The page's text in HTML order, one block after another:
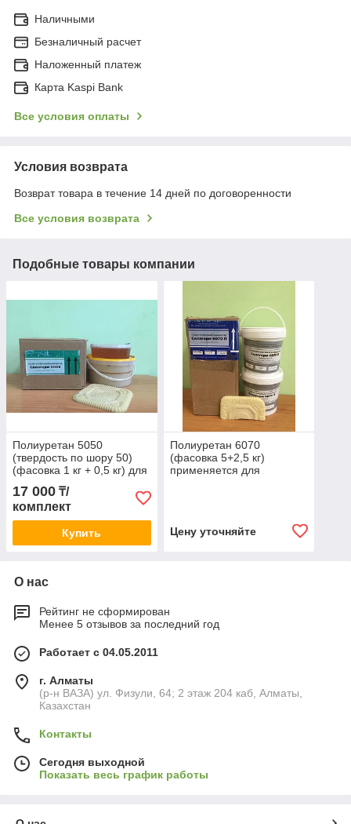
Наличными
Безналичный расчет
Наложенный платеж
Карта Kaspi Bank
Все условия оплаты
Условия возврата
Возврат товара в течение 14 дней по договоренности
Все условия возврата
Подобные товары компании
Полиуретан 5050
(твердость по шору 50)
(фасовка 1 кг + 0,5 кг) для
изготовления гибких
литьевых форм Алматы
17 000 ₸/
комплект
Купить
Полиуретан 6070
(фасовка 5+2,5 кг)
применяется для
Цену уточняйте
О нас
Рейтинг не сформирован
Менее 5 отзывов за последний год
Работает с 04.05.2011
г. Алматы
(р-н ВАЗА) ул. Физули, 64; 2 этаж 204 каб, Алматы,
Казахстан
Контакты
Сегодня выходной
Показать весь график работы